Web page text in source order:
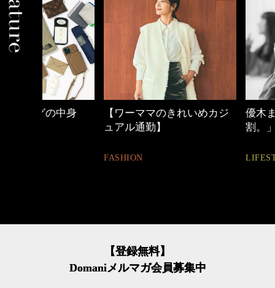
【ワーママのきれいめカジ
優木まおみさん「
【登録無料】
Domaniメルマガ会員募集中